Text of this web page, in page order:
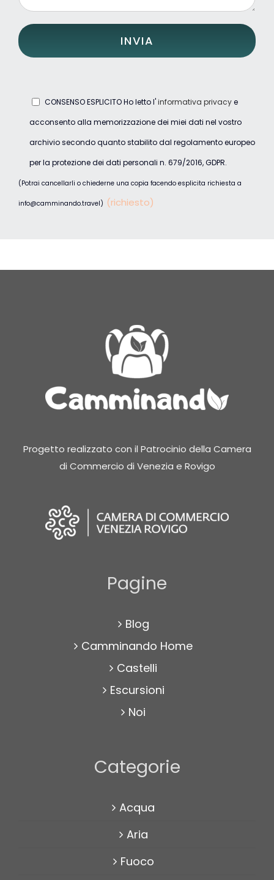
CONSENSO ESPLICITO Ho letto l'informativa privacye
acconsento alla memorizzazione dei miei dati nel vostro
archivio secondo quanto stabilito dal regolamento europeo
per la protezione dei dati personali n. 679/2016, GDPR.
(Potrai cancellarli o chiederne una copia facendo esplicita richiesta a
info@camminando.travel) (richiesto)
Progetto realizzato con il Patrocinio della Camera
di Commercio di Venezia e Rovigo
Pagine
Blog
Camminando Home
Castelli
Escursioni
Noi
Categorie
Acqua
Aria
Fuoco